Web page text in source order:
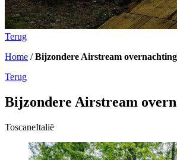
Terug
Home /Bijzondere Airstream overnachting
Terug
Bijzondere Airstream
ToscaneItalië